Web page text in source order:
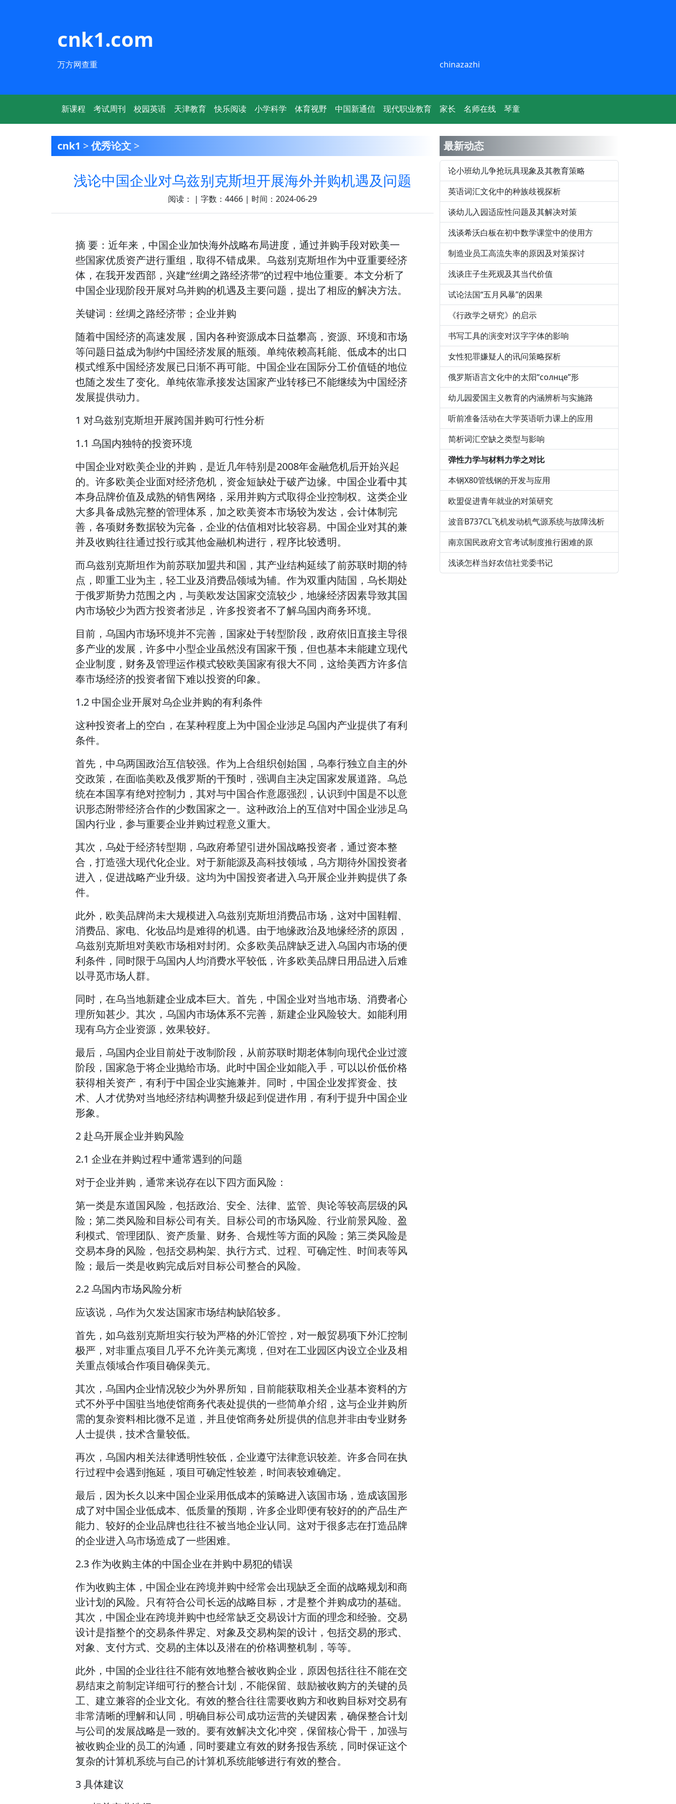
cnk1.com
万方网查重 chinazazhi
新课程 考试周刊 校园英语 天津教育 快乐阅读 小学科学 体育视野 中国新通信 现代职业教育 家长 名师在线 琴童
cnk1 >优秀论文 >
浅论中国企业对乌兹别克斯坦开展海外并购机遇及问题
阅读： | 字数：4466 | 时间：2024-06-29
摘 要：近年来，中国企业加快海外战略布局进度，通过并购手段对欧美一
些国家优质资产进行重组，取得不错成果。乌兹别克斯坦作为中亚重要经济
体，在我开发西部，兴建“丝绸之路经济带”的过程中地位重要。本文分析了
中国企业现阶段开展对乌并购的机遇及主要问题，提出了相应的解决方法。
关键词：丝绸之路经济带；企业并购
随着中国经济的高速发展，国内各种资源成本日益攀高，资源、环境和市场
等问题日益成为制约中国经济发展的瓶颈。单纯依赖高耗能、低成本的出口
模式维系中国经济发展已日渐不再可能。中国企业在国际分工价值链的地位
也随之发生了变化。单纯依靠承接发达国家产业转移已不能继续为中国经济
发展提供动力。
1 对乌兹别克斯坦开展跨国并购可行性分析
1.1 乌国内独特的投资环境
中国企业对欧美企业的并购，是近几年特别是2008年金融危机后开始兴起
的。许多欧美企业面对经济危机，资金短缺处于破产边缘。中国企业看中其
本身品牌价值及成熟的销售网络，采用并购方式取得企业控制权。这类企业
大多具备成熟完整的管理体系，加之欧美资本市场较为发达，会计体制完
善，各项财务数据较为完备，企业的估值相对比较容易。中国企业对其的兼
并及收购往往通过投行或其他金融机构进行，程序比较透明。
而乌兹别克斯坦作为前苏联加盟共和国，其产业结构延续了前苏联时期的特
点，即重工业为主，轻工业及消费品领域为辅。作为双重内陆国，乌长期处
于俄罗斯势力范围之内，与美欧发达国家交流较少，地缘经济因素导致其国
内市场较少为西方投资者涉足，许多投资者不了解乌国内商务环境。
目前，乌国内市场环境并不完善，国家处于转型阶段，政府依旧直接主导很
多产业的发展，许多中小型企业虽然没有国家干预，但也基本未能建立现代
企业制度，财务及管理运作模式较欧美国家有很大不同，这给美西方许多信
奉市场经济的投资者留下难以投资的印象。
1.2 中国企业开展对乌企业并购的有利条件
这种投资者上的空白，在某种程度上为中国企业涉足乌国内产业提供了有利
条件。
首先，中乌两国政治互信较强。作为上合组织创始国，乌奉行独立自主的外
交政策，在面临美欧及俄罗斯的干预时，强调自主决定国家发展道路。乌总
统在本国享有绝对控制力，其对与中国合作意愿强烈，认识到中国是不以意
识形态附带经济合作的少数国家之一。这种政治上的互信对中国企业涉足乌
国内行业，参与重要企业并购过程意义重大。
其次，乌处于经济转型期，乌政府希望引进外国战略投资者，通过资本整
合，打造强大现代化企业。对于新能源及高科技领域，乌方期待外国投资者
进入，促进战略产业升级。这均为中国投资者进入乌开展企业并购提供了条
件。
此外，欧美品牌尚未大规模进入乌兹别克斯坦消费品市场，这对中国鞋帽、
消费品、家电、化妆品均是难得的机遇。由于地缘政治及地缘经济的原因，
乌兹别克斯坦对美欧市场相对封闭。众多欧美品牌缺乏进入乌国内市场的便
利条件，同时限于乌国内人均消费水平较低，许多欧美品牌日用品进入后难
以寻觅市场人群。
同时，在乌当地新建企业成本巨大。首先，中国企业对当地市场、消费者心
理所知甚少。其次，乌国内市场体系不完善，新建企业风险较大。如能利用
现有乌方企业资源，效果较好。
最后，乌国内企业目前处于改制阶段，从前苏联时期老体制向现代企业过渡
阶段，国家急于将企业抛给市场。此时中国企业如能入手，可以以价低价格
获得相关资产，有利于中国企业实施兼并。同时，中国企业发挥资金、技
术、人才优势对当地经济结构调整升级起到促进作用，有利于提升中国企业
形象。
2 赴乌开展企业并购风险
2.1 企业在并购过程中通常遇到的问题
对于企业并购，通常来说存在以下四方面风险：
第一类是东道国风险，包括政治、安全、法律、监管、舆论等较高层级的风
险；第二类风险和目标公司有关。目标公司的市场风险、行业前景风险、盈
利模式、管理团队、资产质量、财务、合规性等方面的风险；第三类风险是
交易本身的风险，包括交易构架、执行方式、过程、可确定性、时间表等风
险；最后一类是收购完成后对目标公司整合的风险。
2.2 乌国内市场风险分析
应该说，乌作为欠发达国家市场结构缺陷较多。
首先，如乌兹别克斯坦实行较为严格的外汇管控，对一般贸易项下外汇控制
极严，对非重点项目几乎不允许美元离境，但对在工业园区内设立企业及相
关重点领域合作项目确保美元。
其次，乌国内企业情况较少为外界所知，目前能获取相关企业基本资料的方
式不外乎中国驻当地使馆商务代表处提供的一些简单介绍，这与企业并购所
需的复杂资料相比微不足道，并且使馆商务处所提供的信息并非由专业财务
人士提供，技术含量较低。
再次，乌国内相关法律透明性较低，企业遵守法律意识较差。许多合同在执
行过程中会遇到拖延，项目可确定性较差，时间表较难确定。
最后，因为长久以来中国企业采用低成本的策略进入该国市场，造成该国形
成了对中国企业低成本、低质量的预期，许多企业即便有较好的的产品生产
能力、较好的企业品牌也往往不被当地企业认同。这对于很多志在打造品牌
的企业进入乌市场造成了一些困难。
2.3 作为收购主体的中国企业在并购中易犯的错误
作为收购主体，中国企业在跨境并购中经常会出现缺乏全面的战略规划和商
业计划的风险。只有符合公司长远的战略目标，才是整个并购成功的基础。
其次，中国企业在跨境并购中也经常缺乏交易设计方面的理念和经验。交易
设计是指整个的交易条件界定、对象及交易构架的设计，包括交易的形式、
对象、支付方式、交易的主体以及潜在的价格调整机制，等等。
此外，中国的企业往往不能有效地整合被收购企业，原因包括往往不能在交
易结束之前制定详细可行的整合计划，不能保留、鼓励被收购方的关键的员
工、建立兼容的企业文化。有效的整合往往需要收购方和收购目标对交易有
非常清晰的理解和认同，明确目标公司成功运营的关键因素，确保整合计划
与公司的发展战略是一致的。要有效解决文化冲突，保留核心骨干，加强与
被收购企业的员工的沟通，同时要建立有效的财务报告系统，同时保证这个
复杂的计算机系统与自己的计算机系统能够进行有效的整合。
3 具体建议
最新动态
论小班幼儿争抢玩具现象及其教育策略
英语词汇文化中的种族歧视探析
谈幼儿入园适应性问题及其解决对策
浅谈希沃白板在初中数学课堂中的使用方
制造业员工高流失率的原因及对策探讨
浅谈庄子生死观及其当代价值
试论法国“五月风暴”的因果
《行政学之研究》的启示
书写工具的演变对汉字字体的影响
女性犯罪嫌疑人的讯问策略探析
俄罗斯语言文化中的太阳“солнце”形
幼儿园爱国主义教育的内涵辨析与实施路
听前准备活动在大学英语听力课上的应用
简析词汇空缺之类型与影响
弹性力学与材料力学之对比
本钢X80管线钢的开发与应用
欧盟促进青年就业的对策研究
波音B737CL飞机发动机气源系统与故障浅析
南京国民政府文官考试制度推行困难的原
浅谈怎样当好农信社党委书记